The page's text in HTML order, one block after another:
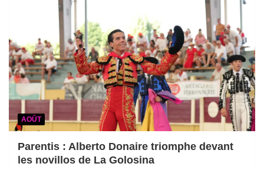
AOÛT
Parentis : Alberto Donaire triomphe devant
les novillos de La Golosina